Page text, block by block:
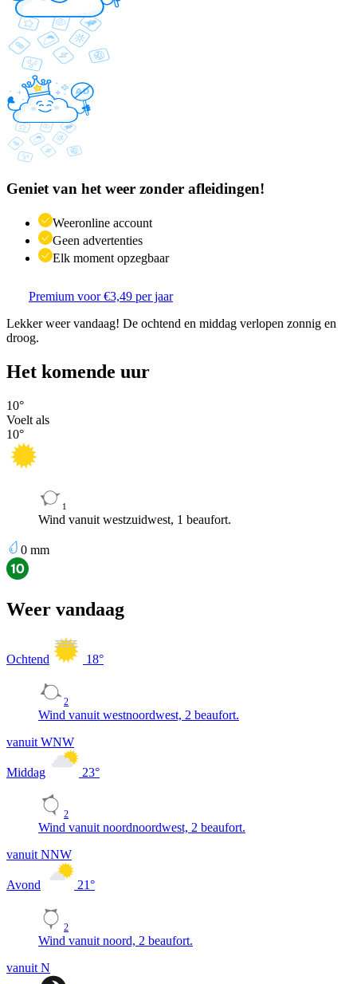
Geniet van het weer zonder afleidingen!
Weeronline account
Geen advertenties
Elk moment opzegbaar
Premium voor €3,49 per jaar
Lekker weer vandaag! De ochtend en middag verlopen zonnig en
droog.
Het komende uur
10°
Voelt als
10°
1
Wind vanuit westzuidwest, 1 beaufort.
0 mm
Weer vandaag
Ochtend 18°
2
Wind vanuit westnoordwest, 2 beaufort.
vanuit WNW
Middag 23°
2
Wind vanuit noordnoordwest, 2 beaufort.
vanuit NNW
Avond 21°
2
Wind vanuit noord, 2 beaufort.
vanuit N